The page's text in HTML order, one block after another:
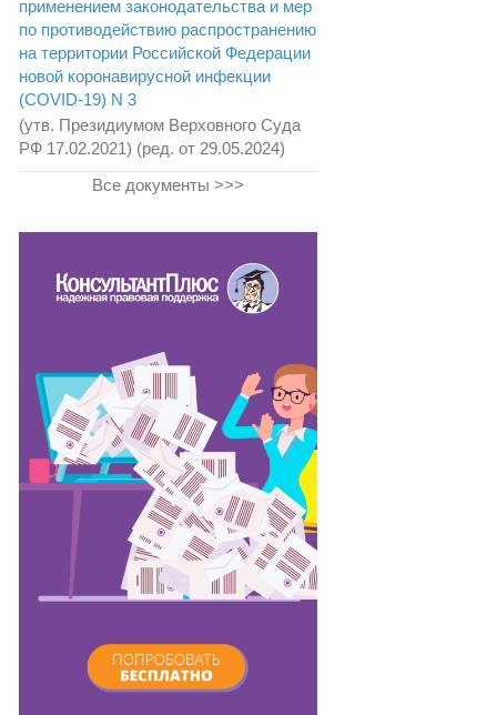
применением законодательства и мер
по противодействию распространению
на территории Российской Федерации
новой коронавирусной инфекции
(COVID-19) N 3
(утв. Президиумом Верховного Суда
РФ 17.02.2021) (ред. от 29.05.2024)
Все документы >>>